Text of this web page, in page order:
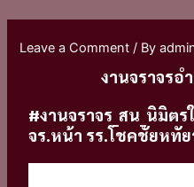
Leave a Comment / By
งานจราจรอ
#งานจราจร_สน_นิมิ
จร.หน้า รร.โชคชัยหทั